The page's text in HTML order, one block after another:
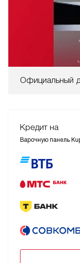
Официальный
Кредит на
Варочную панель